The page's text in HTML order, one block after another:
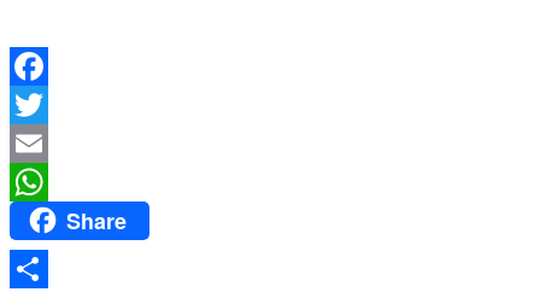
Facebook
Twitter
Email
WhatsApp
Share